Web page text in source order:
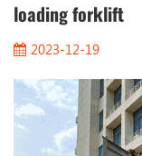
loading forklift
2023-12-19